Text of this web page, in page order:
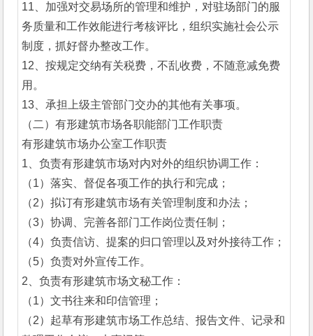
11、加强对交易场所的管理和维护，对驻场部门的服
务质量和工作效能进行考核评比，组织实施社会公示
制度，抓好督办整改工作。
12、按规定交纳有关税费，不乱收费，不随意减免费
用。
13、承担上级主管部门交办的其他有关事项。
（二）有形建筑市场各职能部门工作职责
有形建筑市场办公室工作职责
1、负责有形建筑市场对内对外的组织协调工作：
（1）落实、督促各项工作的执行和完成；
（2）拟订有形建筑市场有关管理制度和办法；
（3）协调、完善各部门工作岗位责任制；
（4）负责信访、提案的归口管理以及对外接待工作；
（5）负责对外宣传工作。
2、负责有形建筑市场文秘工作：
（1）文书往来和印信管理；
（2）起草有形建筑市场工作总结、报告文件、记录和